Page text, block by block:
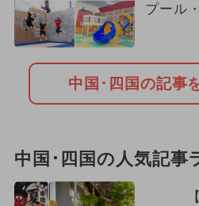
ご当地グルメ・限定メニ
2026年3月のイベント
プール
中国･四国の記事
中国･四国の人気記事